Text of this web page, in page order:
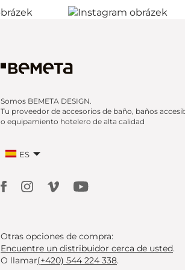
Somos BEMETA DESIGN.
Tu proveedor de accesorios de baño, baños
o equipamiento hotelero de alta calidad
ES
Otras opciones de compra:
Encuentre un distribuidor cerca de usted.
O llamar(+420) 544 224 338.